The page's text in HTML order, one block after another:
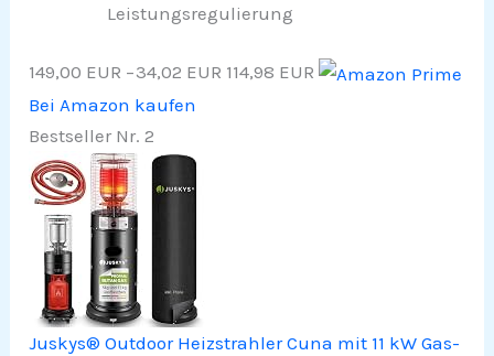
Leistungsregulierung
149,00 EUR −34,02 EUR 114,98 EUR
Bei Amazon kaufen
Bestseller Nr. 2
Juskys® Outdoor Heizstrahler Cuna mit 11 kW Gas-